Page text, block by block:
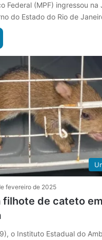
Federal (MPF) ingressou na
do Estado do Rio de
fevereiro de 2025
filhote de cateto em
o Instituto Estadual do